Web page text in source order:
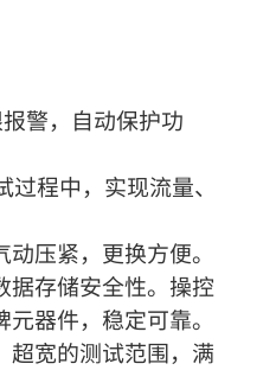
警，自动保护功
程中，实现流量、
压紧，更换方便。
存储安全性。操控
器件，稳定可靠。
超宽的测试范围，满